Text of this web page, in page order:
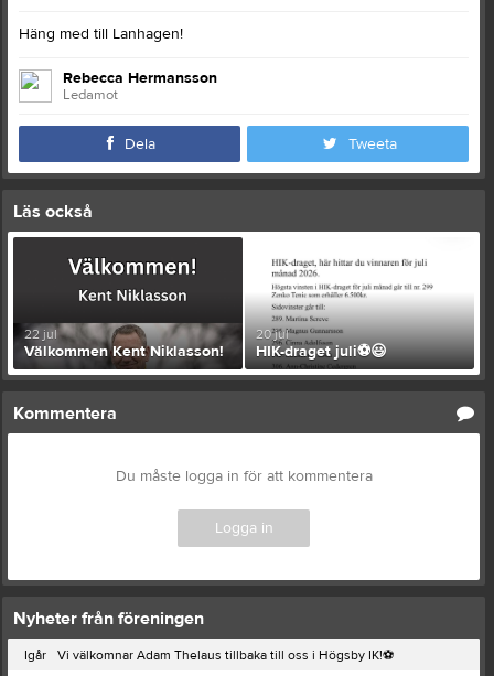
Häng med till Lanhagen!
Rebecca Hermansson
Ledamot
Dela Tweeta
Läs också
22 jul
Välkommen Kent Niklasson!
20 jul
HIK-draget juli⚽️😃
Kommentera
Du måste logga in för att kommentera
Logga in
Nyheter från föreningen
Igår
Vi välkomnar Adam Thelaus tillbaka till oss i Högsby IK!⚽️